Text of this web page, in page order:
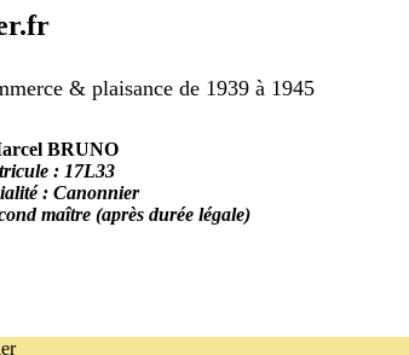
& plaisance de 1939 à 1945
BRUNO
: 17L33
: Canonnier
maître (après durée légale)